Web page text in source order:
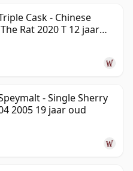
Cask - Chinese
Rat 2020 T 12 jaar
- Single Sherry
2005 19 jaar oud